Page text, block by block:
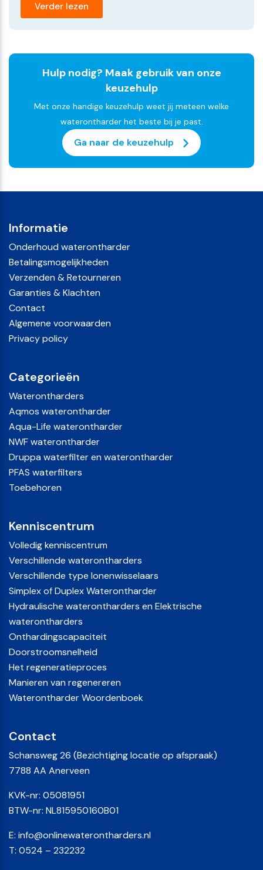
Verder lezen
Hulp nodig? Maak gebruik van onze
keuzehulp
Met onze handige keuzehulp weet jij meteen welke
waterontharder het beste bij je past.
Ga naar de keuzehulp
Informatie
Onderhoud waterontharder
Betalingsmogelijkheden
Verzenden & Retourneren
Garanties & Klachten
Contact
Algemene voorwaarden
Privacy policy
Categorieën
Waterontharders
Aqmos waterontharder
Aqua-Life waterontharder
NWF waterontharder
Druppa waterfilter en waterontharder
PFAS waterfilters
Toebehoren
Kenniscentrum
Volledig kenniscentrum
Verschillende waterontharders
Verschillende type Ionenwisselaars
Simplex of Duplex Waterontharder
Hydraulische waterontharders en Elektrische
waterontharders
Onthardingscapaciteit
Doorstroomsnelheid
Het regeneratieproces
Manieren van regenereren
Waterontharder Woordenboek
Contact
Schansweg 26 (Bezichtiging locatie op afspraak)
7788 AA Anerveen
KVK-nr: 05081951
BTW-nr: NL815950160B01
E: info@onlinewaterontharders.nl
T: 0524 – 232232